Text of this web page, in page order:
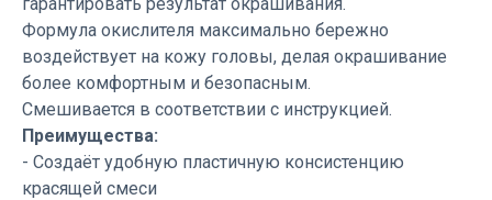
Формула окислителя максимально бережно
воздействует на кожу головы, делая окрашивание
более комфортным и безопасным.
Смешивается в соответствии с инструкцией.
Преимущества:
- Создаёт удобную пластичную консистенцию
красящей смеси